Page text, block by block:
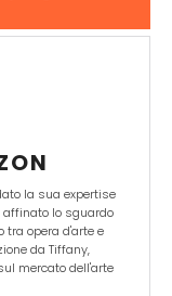
la sua expertise
affinato lo sguardo
tra opera d'arte e
da Tiffany,
mercato dell'arte